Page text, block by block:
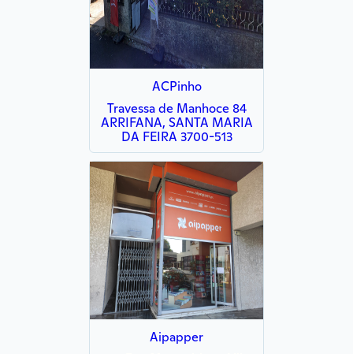
ACPinho
Travessa de Manhoce 84
ARRIFANA, SANTA MARIA
DA FEIRA 3700-513
Aipapper